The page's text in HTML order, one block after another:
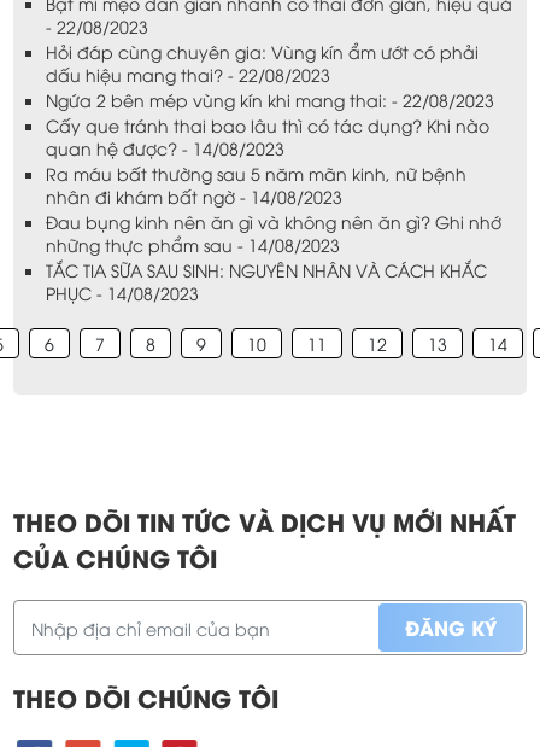
- 22/08/2023
Hỏi đáp cùng chuyên gia: Vùng kín ẩm ướt có phải
dấu hiệu mang thai? - 22/08/2023
Ngứa 2 bên mép vùng kín khi mang thai: - 22/08/2023
Cấy que tránh thai bao lâu thì có tác dụng? Khi nào
quan hệ được? - 14/08/2023
Ra máu bất thường sau 5 năm mãn kinh, nữ bệnh
nhân đi khám bất ngờ - 14/08/2023
Đau bụng kinh nên ăn gì và không nên ăn gì? Ghi nhớ
những thực phẩm sau - 14/08/2023
TẮC TIA SỮA SAU SINH: NGUYÊN NHÂN VÀ CÁCH KHẮC
PHỤC - 14/08/2023
6 7 8 9 10 11 12 13 14
THEO DÕI TIN TỨC VÀ DỊCH VỤ MỚI NHẤT
CỦA CHÚNG TÔI
THEO DÕI CHÚNG TÔI